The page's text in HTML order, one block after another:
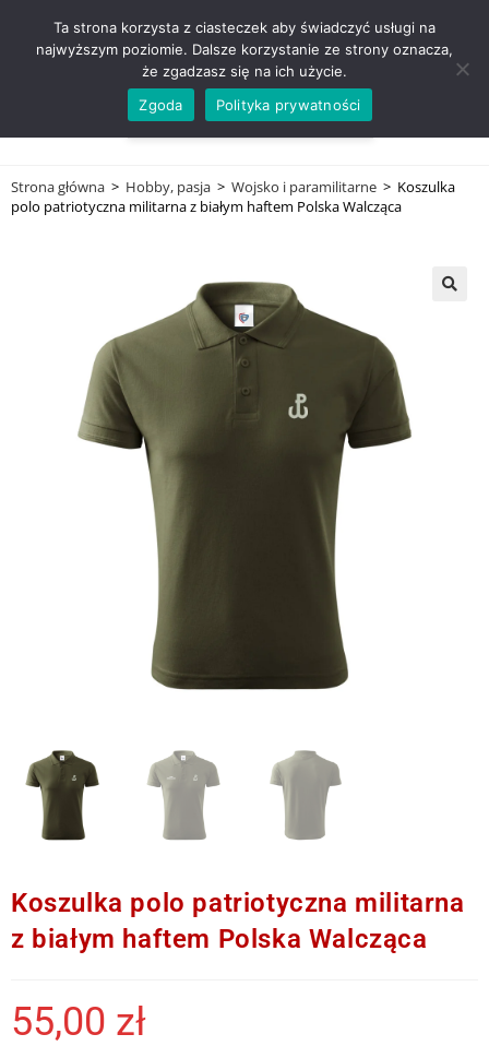
ZADZWOŃ TEL. 600 352 938
Strona główna > Hobby, pasja > Wojsko i paramilitarne > Koszulka
polo patriotyczna militarna z białym haftem Polska Walcząca
Koszulka polo patriotyczna militarna
z białym haftem Polska Walcząca
55,00 zł
Ta strona korzysta z ciasteczek aby świadczyć usługi na
najwyższym poziomie. Dalsze korzystanie ze strony oznacza,
że zgadzasz się na ich użycie.
Zgoda
Polityka prywatności